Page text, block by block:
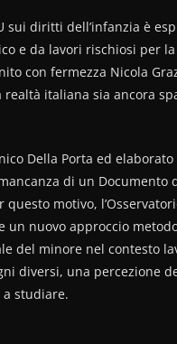
sui diritti dell’infanzia è
e da lavori rischiosi per
con fermezza Nicola
italiana sia ancora
Della Porta ed
di un Documento
motivo,
un nuovo approccio
del minore nel contesto
diversi, una percezione
studiare.